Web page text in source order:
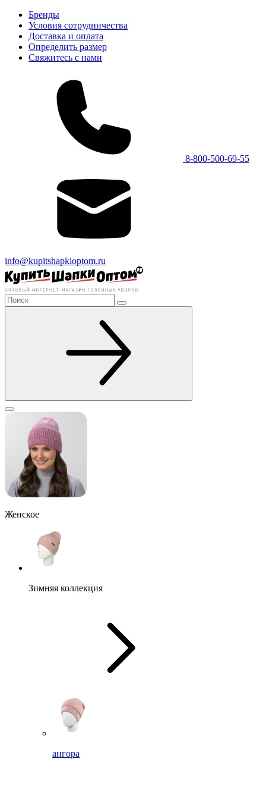
Бренды
Условия сотрудничества
Доставка и оплата
Определить размер
Свяжитесь с нами
8-800-500-69-55
info@kupitshapkioptom.ru
Женское
Зимняя коллекция
ангора